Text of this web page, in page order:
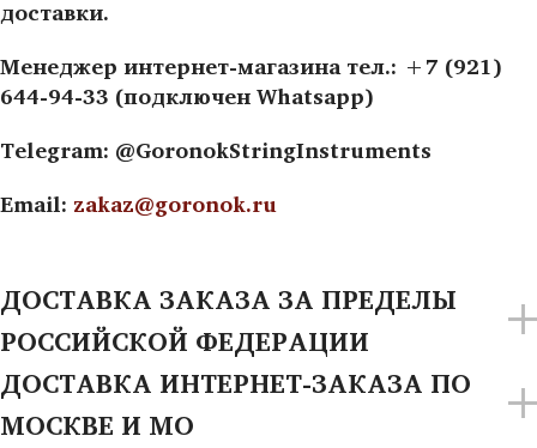
доставки.
Менеджер интернет-магазина тел.: +7 (921)
644-94-33 (подключен Whatsapp)
Telegram: @GoronokStringInstruments
Email: zakaz@goronok.ru
ДОСТАВКА ЗАКАЗА ЗА ПРЕДЕЛЫ
РОССИЙСКОЙ ФЕДЕРАЦИИ
ДОСТАВКА ИНТЕРНЕТ-ЗАКАЗА ПО
МОСКВЕ И МО